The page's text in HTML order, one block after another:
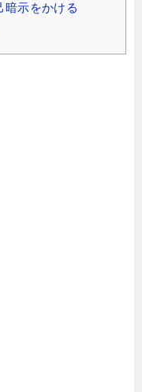
示をかける